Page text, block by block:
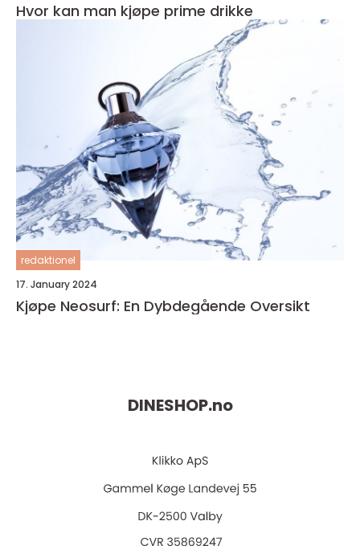
Hvor kan man kjøpe prime drikke
redaktionel
17. January 2024
Kjøpe Neosurf: En Dybdegående Oversikt
DINESHOP.no